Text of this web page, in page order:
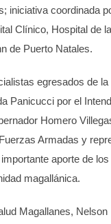
iniciativa coordinada
Clínico, Hospital de
de Puerto Natales.
egresados de
Panicucci por el
Homero
Armadas y
aporte de
magallánica.
Magallanes,